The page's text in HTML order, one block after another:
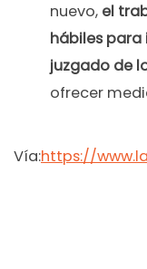
nuevo, el
hábiles
juzgado de
ofrecer
Vía:https://